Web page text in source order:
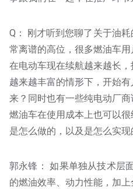
Q： 刚才听到您聊了关于油
常离谱的高位，很多燃油车用
在电动车现在续航越来越长
越来越丰富的情形下，开始
来？同时也有一些纯电动厂
燃油车在使用成本上也可以
是怎么做的，以及是怎么实现
郭永锋： 如果单独从技术层
的燃油效率、动力性能，加